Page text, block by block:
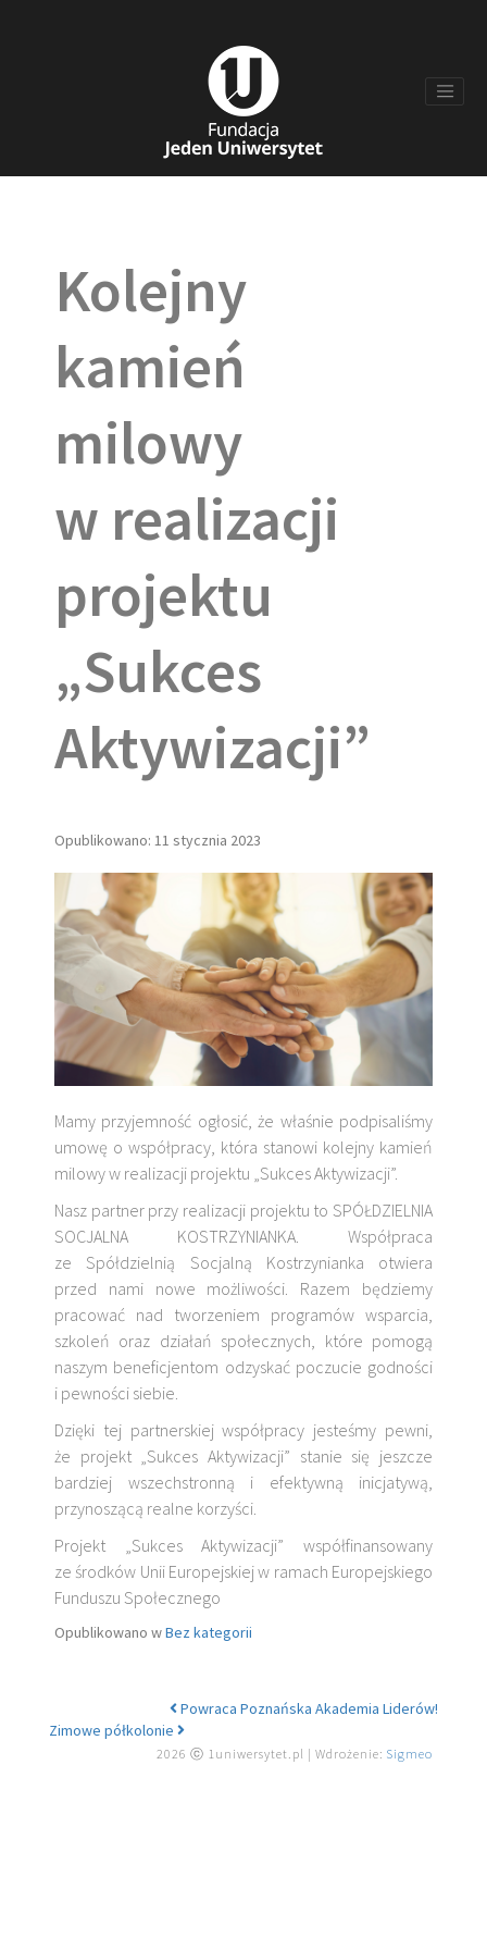
Kolejny
kamień
milowy
w realizacji
projektu
„Sukces
Aktywizacji”
Opublikowano: 11 stycznia 2023
Mamy przyjemność ogłosić, że właśnie podpisaliśmy
umowę o współpracy, która stanowi kolejny kamień
milowy w realizacji projektu „Sukces Aktywizacji”.
Nasz partner przy realizacji projektu to SPÓŁDZIELNIA
SOCJALNA KOSTRZYNIANKA. Współpraca
ze Spółdzielnią Socjalną Kostrzynianka otwiera
przed nami nowe możliwości. Razem będziemy
pracować nad tworzeniem programów wsparcia,
szkoleń oraz działań społecznych, które pomogą
naszym beneficjentom odzyskać poczucie godności
i pewności siebie.
Dzięki tej partnerskiej współpracy jesteśmy pewni,
że projekt „Sukces Aktywizacji” stanie się jeszcze
bardziej wszechstronną i efektywną inicjatywą,
przynoszącą realne korzyści.
Projekt „Sukces Aktywizacji” współfinansowany
ze środków Unii Europejskiej w ramach Europejskiego
Funduszu Społecznego
Opublikowano wBez kategorii
Nawigacja po artykułach
Powraca Poznańska Akademia Liderów!
Zimowe półkolonie
2026 ⓒ 1uniwersytet.pl | Wdrożenie: Sigmeo